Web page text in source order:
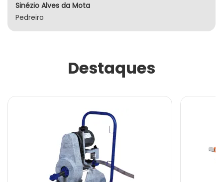
Sinézio Alves da Mota
Pedreiro
Destaques